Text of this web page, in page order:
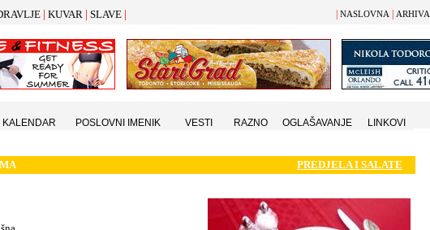
| KUVAR | SLAVE | NASLOVNA ARHIVA
PREDJELA I SALATE
KALENDAR POSLOVNI IMENIK VESTI RAZNO OGLAŠAVANJE LINKOVI